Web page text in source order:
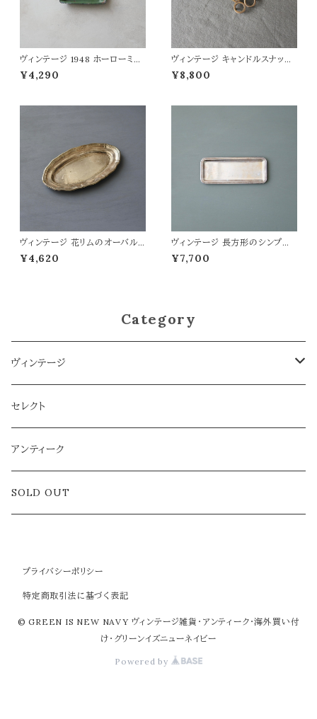
ヴィンテージ 1948 ホーローミニ
トレイ
¥4,290
ヴィンテージ キャンドルスナッフ
ァー (はさみ型4)
¥8,800
ヴィンテージ 花リムのオーバルト
レイ
¥4,620
ヴィンテージ 長方形のシンプル
なトレイ
¥7,700
Category
ヴィンテージ
雑貨
アクセサリー
ラグ
セレクト
アンティーク
SOLD OUT
プライバシーポリシー
特定商取引法に基づく表記
© GREEN IS NEW NAVY ヴィンテージ雑貨・アンティーク・海外買い付
け・グリーンイズニューネイビー
Powered by